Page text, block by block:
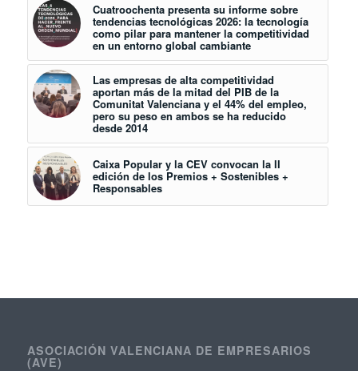
Cuatroochenta presenta su informe sobre
tendencias tecnológicas 2026: la tecnología
como pilar para mantener la competitividad
en un entorno global cambiante
Las empresas de alta competitividad
aportan más de la mitad del PIB de la
Comunitat Valenciana y el 44% del empleo,
pero su peso en ambos se ha reducido
desde 2014
Caixa Popular y la CEV convocan la II
edición de los Premios + Sostenibles +
Responsables
ASOCIACIÓN VALENCIANA DE EMPRESARIOS
(AVE)